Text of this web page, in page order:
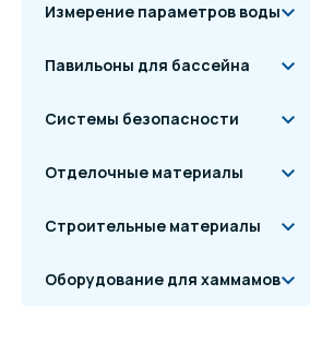
Измерение параметров воды
Павильоны для бассейна
Системы безопасности
Отделочные материалы
Строительные материалы
Оборудование для хаммамов